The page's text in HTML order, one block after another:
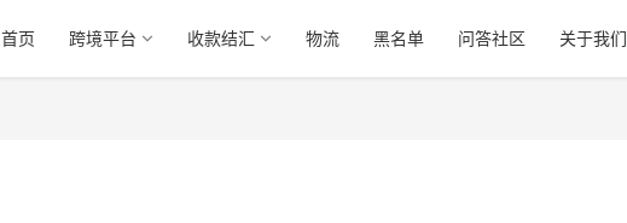
首页 跨境平台 收款结汇 物流 黑名单 问答社区 关于我们